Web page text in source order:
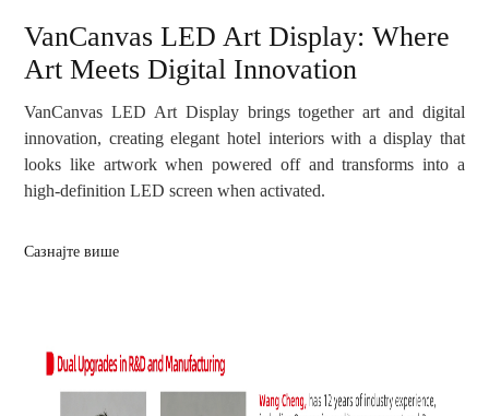
VanCanvas LED Art Display: Where
Art Meets Digital Innovation
VanCanvas LED Art Display brings together art and digital
innovation, creating elegant hotel interiors with a display that
looks like artwork when powered off and transforms into a
high-definition LED screen when activated.
Сазнајте више